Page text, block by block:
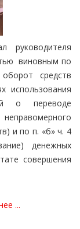
руководителя
виновным по
средств
использования
о переводе
и по п. «б» ч. 4
денежных
совершения
...